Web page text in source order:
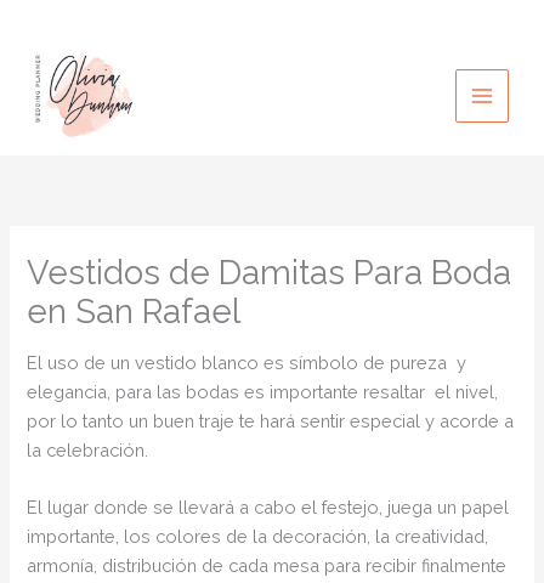
contenido
Vestidos de Damitas Para Boda
en San Rafael
El uso de un vestido blanco es símbolo de pureza y
elegancia, para las bodas es importante resaltar el nivel,
por lo tanto un buen traje te hará sentir especial y acorde a
la celebración.
El lugar donde se llevará a cabo el festejo, juega un papel
importante, los colores de la decoración, la creatividad,
armonía, distribución de cada mesa para recibir finalmente